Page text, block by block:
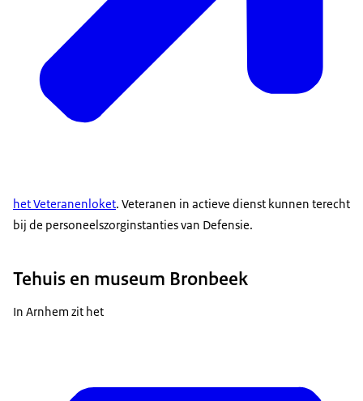
het Veteranenloket. Veteranen in actieve dienst kunnen terecht
bij de personeelszorginstanties van Defensie.
Tehuis en museum Bronbeek
In Arnhem zit het